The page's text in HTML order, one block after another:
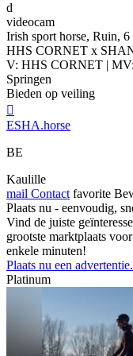
d
videocam
Irish sport horse, Ruin, 6
HHS CORNET x
V: HHS CORNET |
Springen
Bieden op veiling

ESHA.horse
BE
Kaulille
mail Contact favorite
Plaats nu - eenvoudig,
Vind de juiste
grootste marktplaats
enkele minuten!
Plaats nu een advertentie.
Platinum